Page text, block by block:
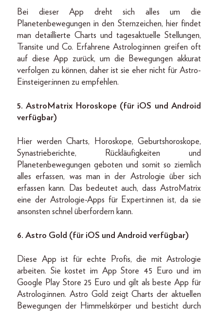
Bei dieser App dreht sich alles um die
Planetenbewegungen in den Sternzeichen, hier findet
man detaillierte Charts und tagesaktuelle Stellungen,
Transite und Co. Erfahrene Astrolog:innen greifen oft
auf diese App zurück, um die Bewegungen akkurat
verfolgen zu können, daher ist sie eher nicht für Astro-
Einsteiger:innen zu empfehlen.
5. AstroMatrix Horoskope (für iOS und Android
verfügbar)
Hier werden Charts, Horoskope, Geburtshoroskope,
Synastrieberichte, Rückläufigkeiten und
Planetenbewegungen geboten und somit so ziemlich
alles erfassen, was man in der Astrologie über sich
erfassen kann. Das bedeutet auch, dass AstroMatrix
eine der Astrologie-Apps für Expert:innen ist, da sie
ansonsten schnel überfordern kann.
6. Astro Gold (für iOS und Android verfügbar)
Diese App ist für echte Profis, die mit Astrologie
arbeiten. Sie kostet im App Store 45 Euro und im
Google Play Store 25 Euro und gilt als beste App für
Astrolog:innen. Astro Gold zeigt Charts der aktuellen
Bewegungen der Himmelskörper und besticht durch